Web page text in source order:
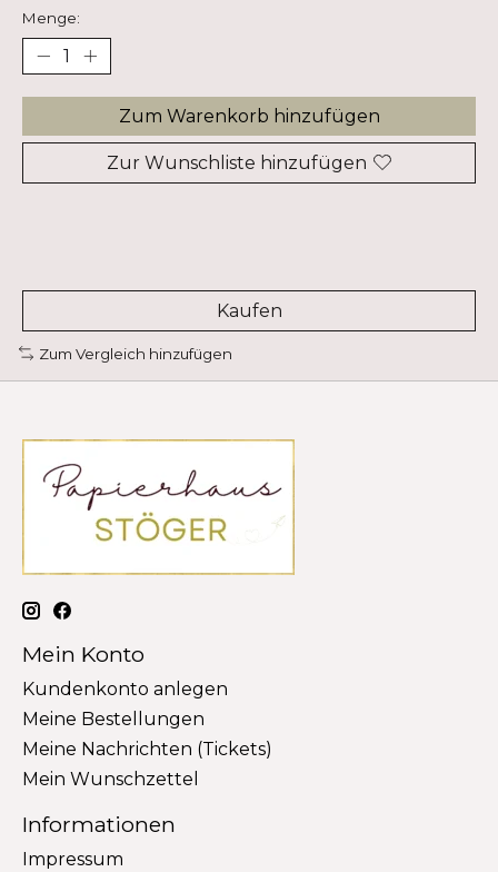
Menge:
Zum Warenkorb hinzufügen
Zur Wunschliste hinzufügen
Kaufen
Zum Vergleich hinzufügen
Mein Konto
Kundenkonto anlegen
Meine Bestellungen
Meine Nachrichten (Tickets)
Mein Wunschzettel
Informationen
Impressum